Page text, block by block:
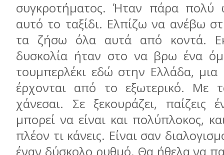
συγκροτήματος. Ήταν πάρα πολύ
αυτό το ταξίδι. Ελπίζω να ανέβω
τα ζήσω όλα αυτά από κοντά.
δυσκολία ήταν στο να βρω ένα
τουμπερλέκι εδώ στην Ελλάδα, μια
έρχονται από το εξωτερικό. Με
χάνεσαι. Σε ξεκουράζει, παίζεις
μπορεί να είναι και πολύπλοκος,
πλέον τι κάνεις. Είναι σαν
έναν δύσκολο ρυθμό. Θα ήθελα να